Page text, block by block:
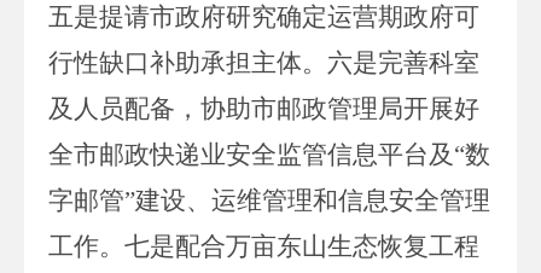
五是提请市政府研究确定运营期政府可
行性缺口补助承担主体。 六是完善科室
及人员配备，协助市邮政管理局开展好
全市邮政快递业安全监管信息平台及“数
字邮管”建设、运维管理和信息安全管理
工作。 七是配合万亩东山生态恢复工程